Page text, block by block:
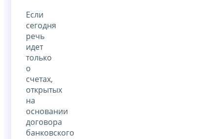
Если
сегодня
речь
идет
только
о
счетах,
открытых
на
основании
договора
банковского